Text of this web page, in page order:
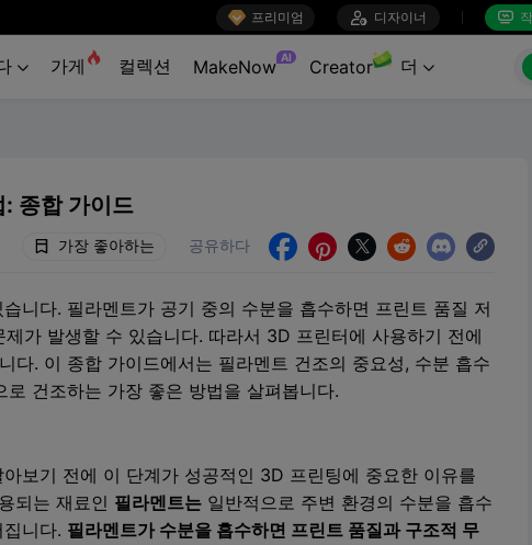
 프리미엄  디자이너 
 가게  컬렉션 MakeNow AI Creator 더 
종합 가이드
가장 좋아하는 공유하다     
니다. 필라멘트가 공기 중의 수분을 흡수하면 프린트 품질 저
가 발생할 수 있습니다. 따라서 3D 프린터에 사용하기 전에
다. 이 종합 가이드에서는 필라멘트 건조의 중요성, 수분 흡수
건조하는 가장 좋은 방법을 살펴봅니다.
보기 전에 이 단계가 성공적인 3D 프린팅에 중요한 이유를
되는 재료인 필라멘트는 일반적으로 주변 환경의 수분을 흡수
니다. 필라멘트가 수분을 흡수하면 프린트 품질과 구조적 무